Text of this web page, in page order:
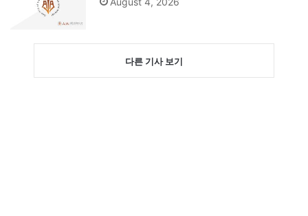
다른 기사 보기